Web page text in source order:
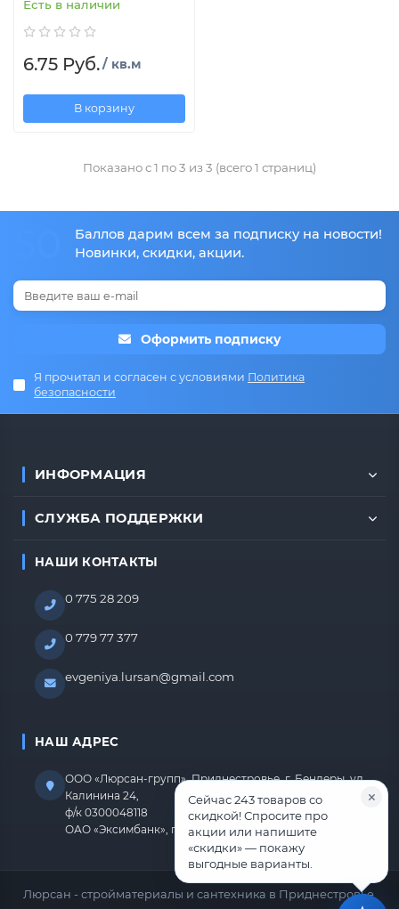
Есть в наличии
6.75 Руб./ кв.м
В корзину
Показано с 1 по 3 из 3 (всего 1 страниц)
Баллов дарим всем за подписку на новости!
Новинки, скидки, акции.
Оформить подписку
Я прочитал и согласен с условиями Политика
безопасности
ИНФОРМАЦИЯ
СЛУЖБА ПОДДЕРЖКИ
НАШИ КОНТАКТЫ
0 775 28 209
0 779 77 377
evgeniya.lursan@gmail.com
НАШ АДРЕС
ООО «Люрсан-групп», Приднестровье, г. Бендеры, ул.
Калинина 24,
ф/к 0300048118
ОАО «Эксимбанк», г.Бендеры, р/с 2212670000000818
Люрсан - стройматериалы и сантехника в Приднестровье.
Сейчас 243 товаров со
скидкой! Спросите про
акции или напишите
«скидки» — покажу
выгодные варианты.